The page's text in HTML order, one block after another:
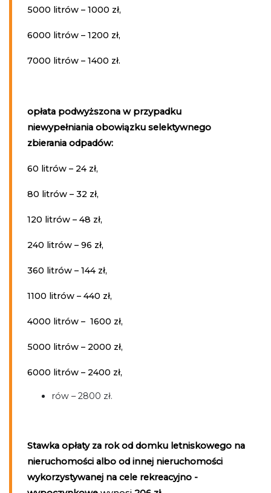
5000 litrów – 1000 zł,
6000 litrów – 1200 zł,
7000 litrów – 1400 zł.
opłata podwyższona w przypadku
niewypełniania obowiązku selektywnego
zbierania odpadów:
60 litrów – 24 zł,
80 litrów – 32 zł,
120 litrów – 48 zł,
240 litrów – 96 zł,
360 litrów – 144 zł,
1100 litrów – 440 zł,
4000 litrów – 1600 zł,
5000 litrów – 2000 zł,
6000 litrów – 2400 zł,
rów – 2800 zł.
Stawka opłaty za rok od domku letniskowego na
nieruchomości albo od innej nieruchomości
wykorzystywanej na cele rekreacyjno -